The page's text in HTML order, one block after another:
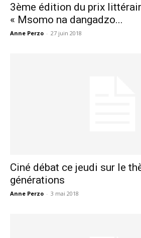
3ème édition du prix
« Msomo na dangadzo...
Anne Perzo - 27 juin 2018
Ciné débat ce jeudi sur le
générations
Anne Perzo - 3 mai 2018